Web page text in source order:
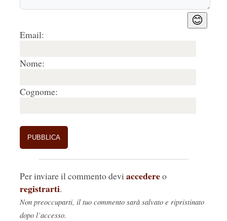
😊
Email:
Nome:
Cognome:
Per inviare il commento devi accedereo
registrarti.
Non preoccuparti, il tuo commento sarà salvato e ripristinato
dopo l’accesso.